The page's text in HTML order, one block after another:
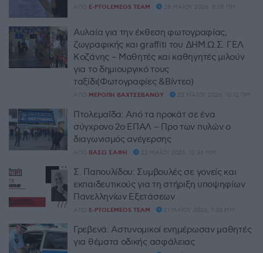
ΑΠΌ E-PTOLEMEOS TEAM 28 ΜΑΪ́ΟΥ 2026, 8:05 ΠΜ
Αυλαία για την έκθεση φωτογραφίας,
ζωγραφικής και graffiti του ΔΗΜ.Ω.Σ. ΓΕΛ
Κοζάνης – Μαθητές και καθηγητές μιλούν
για το δημιουργικό τους
ταξίδι(Φωτογραφίες &Βίντεο)
ΑΠΌ ΜΕΡΌΠΗ ΒΑΧΤΣΕΒΆΝΟΥ 23 ΜΑΪ́ΟΥ 2026, 10:12 ΠΜ
Πτολεμαΐδα: Από τα προκάτ σε ένα
σύγχρονο 2ο ΕΠΑΛ – Προ των πυλών ο
διαγωνισμός ανέγερσης
ΑΠΌ ΒΆΣΩ ΣΆΦΗ 22 ΜΑΪ́ΟΥ 2026, 12:36 ΜΜ
Σ. Παπουλίδου: Συμβουλές σε γονείς και
εκπαιδευτικούς για τη στήριξη υποψηφίων
Πανελληνίων Εξετάσεων
ΑΠΌ E-PTOLEMEOS TEAM 21 ΜΑΪ́ΟΥ 2026, 7:30 ΜΜ
Γρεβενά: Αστυνομικοί ενημέρωσαν μαθητές
για θέματα οδικής ασφάλειας